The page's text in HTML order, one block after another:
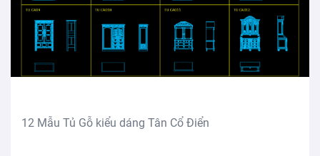
12 Mẫu Tủ Gỗ kiểu dáng Tân Cổ Điển